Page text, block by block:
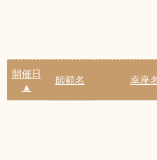
開催日
▲
師範名 幸座